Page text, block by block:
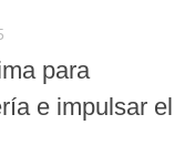
para
e impulsar el